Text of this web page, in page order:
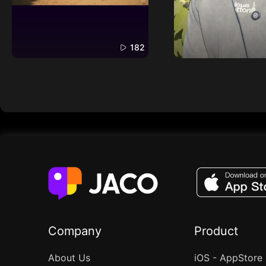
182
Company
About Us
Product
iOS - AppStore